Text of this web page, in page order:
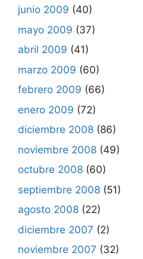
junio 2009 (40)
mayo 2009 (37)
abril 2009 (41)
marzo 2009 (60)
febrero 2009 (66)
enero 2009 (72)
diciembre 2008 (86)
noviembre 2008 (49)
octubre 2008 (60)
septiembre 2008 (51)
agosto 2008 (22)
diciembre 2007 (2)
noviembre 2007 (32)